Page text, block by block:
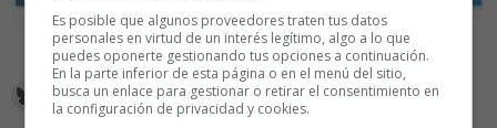
Es posible que algunos proveedores traten tus datos
personales en virtud de un interés legítimo, algo a lo que
puedes oponerte gestionando tus opciones a continuación.
En la parte inferior de esta página o en el menú del sitio,
busca un enlace para gestionar o retirar el consentimiento en
la configuración de privacidad y cookies.